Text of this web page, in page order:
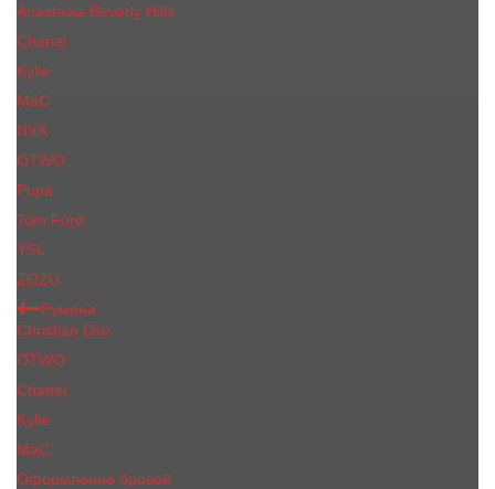
Anastasia Beverly Hills
Chanel
Kylie
MaC
NYX
OTWO
Pupa
Tom Ford
YSL
ZOZU
Румяна
Christian Dior
OTWO
Сhanеl
Kylie
MaC
Оформление бровей